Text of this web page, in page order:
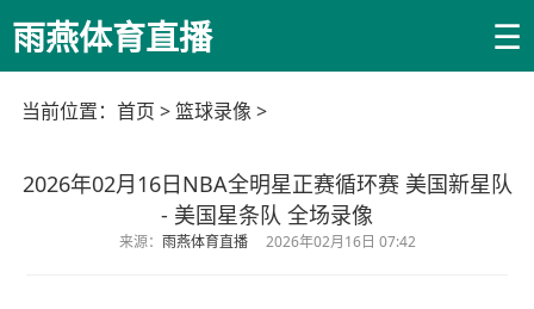
雨燕体育直播 ☰
当前位置： 首页 >篮球录像 >
2026年02月16日NBA全明星正赛循环赛 美国新星队
- 美国星条队 全场录像
来源： 雨燕体育直播 2026年02月16日 07:42